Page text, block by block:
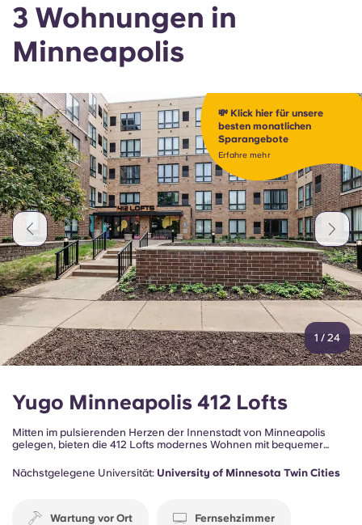
Deutsch
French
Portuguese
3 Wohnungen in
Minneapolis
💸 Klick hier für unsere
besten monatlichen
Sparangebote
Erfahre mehr
1 / 24
Yugo Minneapolis 412 Lofts
Mitten im pulsierenden Herzen der Innenstadt von Minneapolis
gelegen, bieten die 412 Lofts modernes Wohnen mit bequemer
die Stadt zu bieten hat. Diese Wohnanlage ist perfekt für Studenten
und junge Berufstätige und vereint Komfort, Bequemlichkeit und
Nächstgelegene Universität: University of Minnesota Twin Cities
Wartung vor Ort Fernsehzimmer